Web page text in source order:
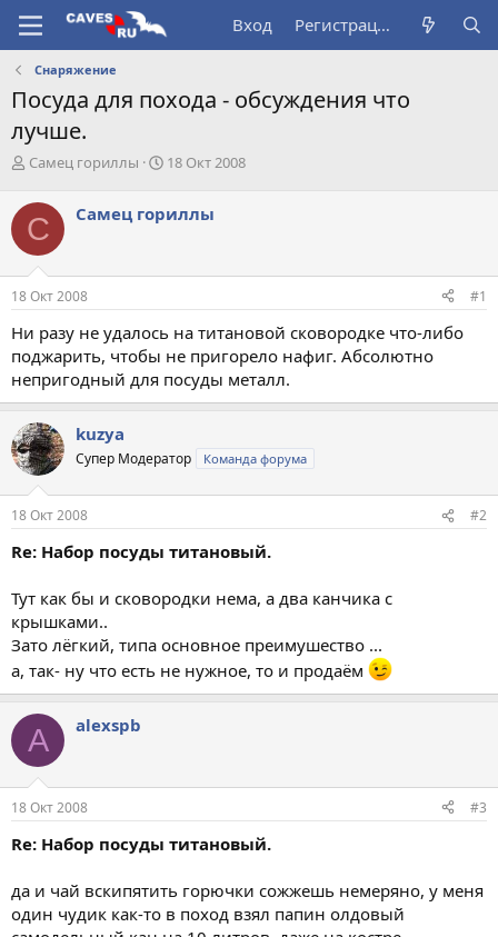
Вход Регистрация
Снаряжение
Посуда для похода - обсуждения что
лучше.
А
т
о
р
т
е
м
Самец гориллы
Д
а
ч
а
18 Окт 2008
С Самец гориллы
18 Окт 2008 #1
Ни разу не удалось на титановой сковородке что-либо
поджарить, чтобы не пригорело нафиг. Абсолютно
непригодный для посуды металл.
kuzya
Супер Модератор Команда форума
18 Окт 2008 #2
Re: Набор посуды титановый.
Тут как бы и сковородки нема, а два канчика с
крышками..
Зато лёгкий, типа основное преимушество ...
а, так- ну что есть не нужное, то и продаём
A alexspb
18 Окт 2008 #3
Re: Набор посуды титановый.
да и чай вскипятить горючки сожжешь немеряно, у меня
один чудик как-то в поход взял папин олдовый